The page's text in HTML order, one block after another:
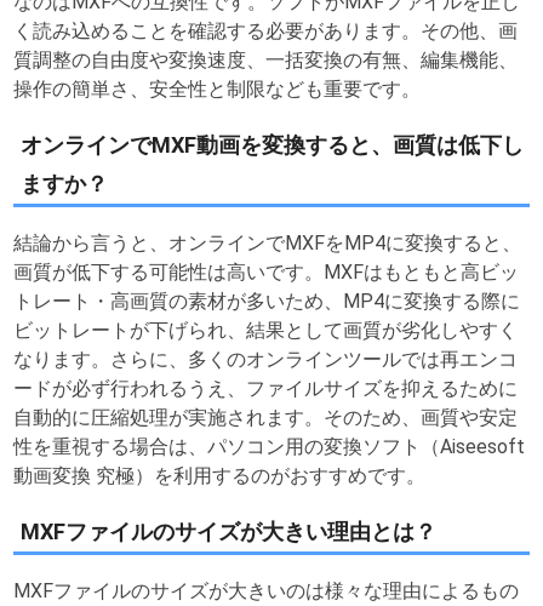
く読み込めることを確認する必要があります。その他、画
質調整の自由度や変換速度、一括変換の有無、編集機能、
操作の簡単さ、安全性と制限なども重要です。
オンラインでMXF動画を変換すると、画質は低下し
ますか？
結論から言うと、オンラインでMXFをMP4に変換すると、
画質が低下する可能性は高いです。MXFはもともと高ビッ
トレート・高画質の素材が多いため、MP4に変換する際に
ビットレートが下げられ、結果として画質が劣化しやすく
なります。さらに、多くのオンラインツールでは再エンコ
ードが必ず行われるうえ、ファイルサイズを抑えるために
自動的に圧縮処理が実施されます。そのため、画質や安定
性を重視する場合は、パソコン用の変換ソフト（Aiseesoft
動画変換 究極）を利用するのがおすすめです。
MXFファイルのサイズが大きい理由とは？
MXFファイルのサイズが大きいのは様々な理由によるもの